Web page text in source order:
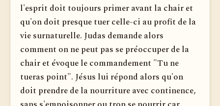
l'esprit doit toujours primer avant la chair et
qu'on doit presque tuer celle-ci au profit de la
vie surnaturelle. Judas demande alors
comment on ne peut pas se préoccuper de la
chair et évoque le commandement "Tu ne
tueras point". Jésus lui répond alors qu'on
doit prendre de la nourriture avec continence,